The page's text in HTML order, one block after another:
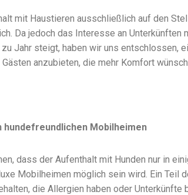
mit Haustieren ausschließlich auf den
Da jedoch das Interesse an Unterkünften
Jahr steigt, haben wir uns entschlossen,
anzubieten, die mehr Komfort
hundefreundlichen Mobilheimen
dass der Aufenthalt mit Hunden nur in
Mobilheimen möglich sein wird. Ein Teil
die Allergien haben oder Unterkünfte